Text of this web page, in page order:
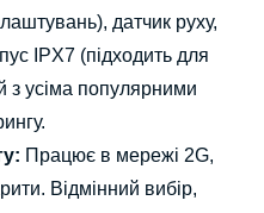
датчик руху,
IPX7 (підходить для
з усіма популярними
Працює в мережі 2G,
Відмінний вибір,